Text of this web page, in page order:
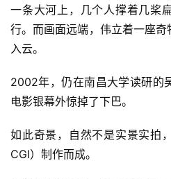
一条大河上，几个人撑着几桨
行。而画面远端，伟立着一座
入云。
2002年，仍在南昌大学读研的
电影银幕外惊掉了下巴。
如此奇景，自然不是实景实拍
CGI）制作而成。